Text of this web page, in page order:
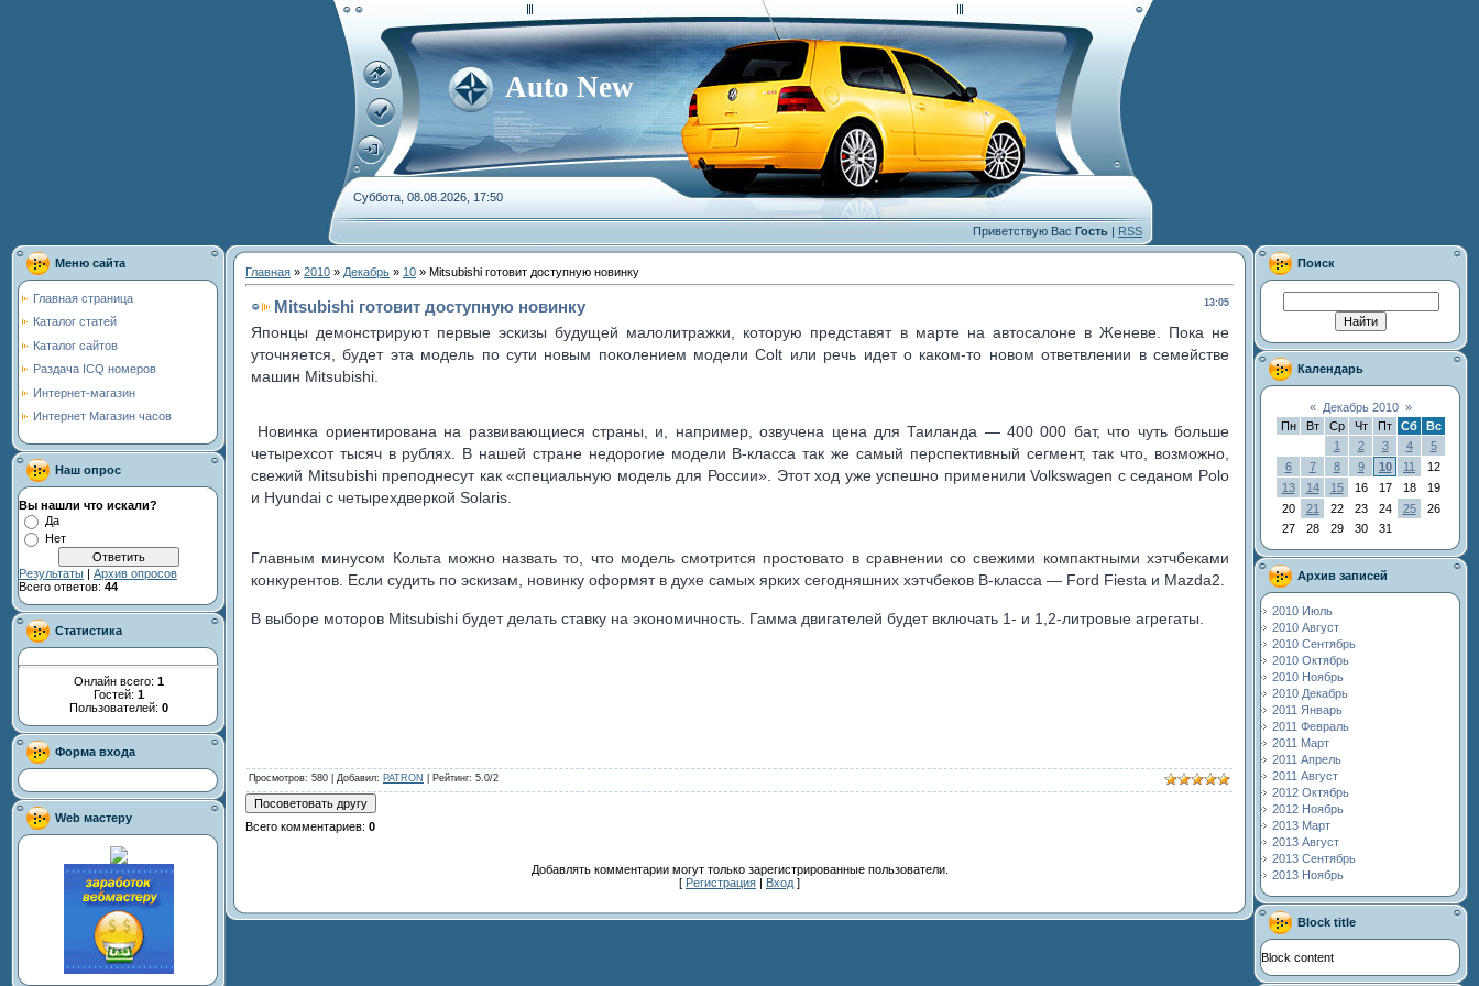
Auto New
Суббота, 08.08.2026, 17:50
Приветствую Вас Гость | RSS
Меню сайта
Главная страница
Каталог статей
Каталог сайтов
Раздача ICQ номеров
Интернет-магазин
Интернет Магазин часов
Наш опрос
Вы нашли что искали?
Да
Нет
Результаты | Архив опросов
Всего ответов: 44
Статистика
Онлайн всего: 1
Гостей: 1
Пользователей: 0
Форма входа
Web мастеру
Главная » 2010 » Декабрь » 10 » Mitsubishi готовит доступную новинку
13:05
Mitsubishi готовит доступную новинку
Японцы демонстрируют первые эскизы будущей малолитражки, которую представят в марте на автосалоне в Женеве. Пока не
уточняется, будет эта модель по сути новым поколением модели Colt или речь идет о каком-то новом ответвлении в семействе
машин Mitsubishi.
Новинка ориентирована на развивающиеся страны, и, например, озвучена цена для Таиланда — 400 000 бат, что чуть больше
четырехсот тысяч в рублях. В нашей стране недорогие модели B-класса так же самый перспективный сегмент, так что, возможно,
свежий Mitsubishi преподнесут как «специальную модель для России». Этот ход уже успешно применили Volkswagen с седаном Polo
и Hyundai с четырехдверкой Solaris.
Главным минусом Кольта можно назвать то, что модель смотрится простовато в сравнении со свежими компактными хэтчбеками
конкурентов. Если судить по эскизам, новинку оформят в духе самых ярких сегодняшних хэтчбеков B-класса — Ford Fiesta и Mazda2.
В выборе моторов Mitsubishi будет делать ставку на экономичность. Гамма двигателей будет включать 1- и 1,2-литровые агрегаты.
Просмотров: 580 | Добавил: PATRON Рейтинг: 5.0/2
Всего комментариев: 0
Добавлять комментарии могут только зарегистрированные пользователи.
[ Регистрация | Вход ]
Поиск
Календарь
« Декабрь 2010 »
Пн
Вт Ср Чт Пт Сб
Вс
1
2 3 4
5
6
7 8 9 10 11
12
13
14 15 16 17 18
19
20
21 22 23 24 25
26
27
28 29 30 31
Архив записей
2010 Июль
2010 Август
2010 Сентябрь
2010 Октябрь
2010 Ноябрь
2010 Декабрь
2011 Январь
2011 Февраль
2011 Март
2011 Апрель
2011 Август
2012 Октябрь
2012 Ноябрь
2013 Март
2013 Август
2013 Сентябрь
2013 Ноябрь
Block title
Block content